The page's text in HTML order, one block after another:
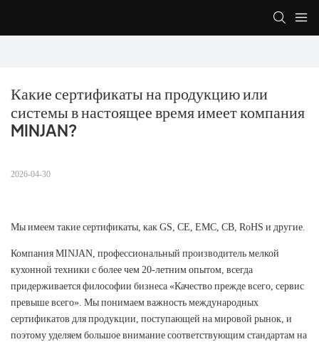
Какие сертификаты на продукцию или
системы в настоящее время имеет компания
MINJAN?
2026-04-30
Мы имеем такие сертификаты, как GS, CE, EMC, CB, RoHS и другие.
Компания MINJAN, профессиональный производитель мелкой
кухонной техники с более чем 20-летним опытом, всегда
придерживается философии бизнеса «Качество прежде всего, сервис
превыше всего». Мы понимаем важность международных
сертификатов для продукции, поступающей на мировой рынок, и
поэтому уделяем большое внимание соответствующим стандартам на